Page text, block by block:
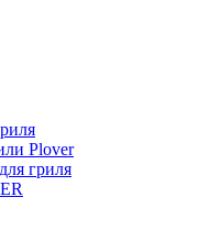
Plover
гриля